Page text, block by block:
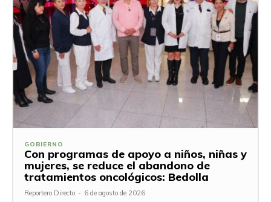
GOBIERNO
Con programas de apoyo a niños, niñas y
mujeres, se reduce el abandono de
tratamientos oncológicos: Bedolla
Reportero Directo - 6 de agosto de 2026